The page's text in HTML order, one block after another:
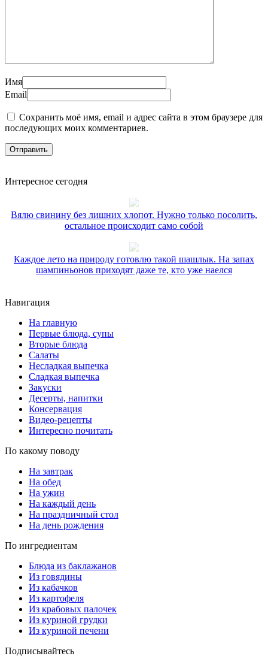
Имя
Email
Сохранить моё имя, email и адрес сайта в этом браузере для
последующих моих комментариев.
Интересное сегодня
Вялю свинину без лишних хлопот. Нужно только посолить,
остальное происходит само собой
Каждое лето на природу готовлю такой шашлык. На запах
шампиньонов приходят даже те, кто уже наелся
Навигация
На главную
Первые блюда, супы
Вторые блюда
Салаты
Несладкая выпечка
Сладкая выпечка
Закуски
Десерты, напитки
Консервация
Видео-рецепты
Интересно почитать
По какому поводу
На завтрак
На обед
На ужин
На каждый день
На праздничный стол
На день рождения
По ингредиентам
Блюда из баклажанов
Из говядины
Из кабачков
Из картофеля
Из крабовых палочек
Из куриной грудки
Из куриной печени
Подписывайтесь